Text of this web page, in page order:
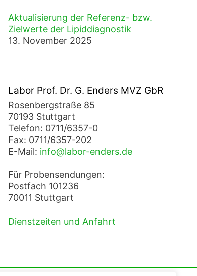
Aktualisierung der Referenz- bzw.
Zielwerte der Lipiddiagnostik
13. November 2025
Labor Prof. Dr. G. Enders MVZ GbR
Rosenbergstraße 85
70193 Stuttgart
Telefon: 0711/6357-0
Fax: 0711/6357-202
E-Mail: info@labor-enders.de
Für Probensendungen:
Postfach 101236
70011 Stuttgart
Dienstzeiten und Anfahrt